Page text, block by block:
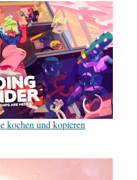
kochen und kopieren